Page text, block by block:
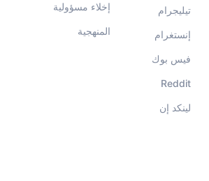
إخلاء مسؤولية
المنهجية
تيليجرام
إنستغرام
فيس بوك
Reddit
لينكد إن